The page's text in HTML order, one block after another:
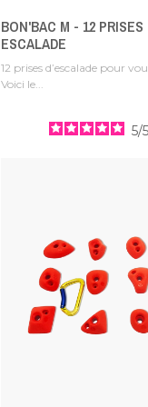
BON'BAC M - 12 PRISES
ESCALADE
12 prises d’escalade pour
Voici le...
5/5